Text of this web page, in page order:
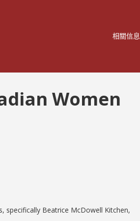
相關信息
Women
specifically Beatrice McDowell Kitchen,